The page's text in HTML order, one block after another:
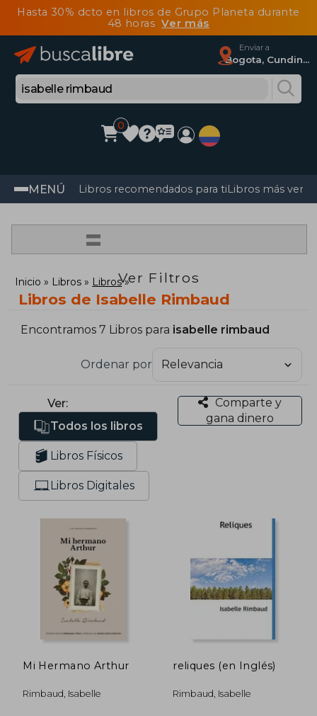
Hasta 30% dcto en libros de Grupo Planeta durante
48 horasVer más
Enviar a
Bogota, Cundinamarca
0
MENÚ Libros recomendados para tiLibros más
=
Ver Filtros
Inicio Libros Libros
Libros de Isabelle Rimbaud
Encontramos 7 Libros para isabelle rimbaud
Ordenar por
Ver:
Todos los libros
Libros Físicos
Libros Digitales
Comparte y
gana dinero
Mi Hermano Arthur
Rimbaud, Isabelle
reliques (en Inglés)
Rimbaud, Isabelle